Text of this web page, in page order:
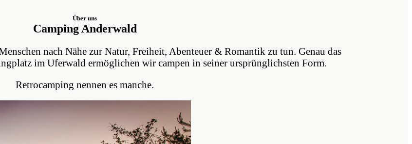
Über uns
Camping Anderwald
nach Nähe zur Natur, Freiheit, Abenteuer & Romantik zu tun. Genau das
im Uferwald ermöglichen wir campen in seiner ursprünglichsten Form.
Retrocamping nennen es manche.